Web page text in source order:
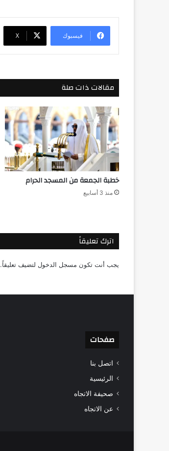
فيسبوك ‫X
مقالات ذات صلة
خطبة الجمعة من المسجد الحرام
منذ 3 أسابيع
اترك تعليقاً
يجب أنت تكون مسجل الدخول لتضيف تعليقاً.
صفحات
اتصل بنا
الرئيسية
صحيفة الاتجاه
عن الاتجاه